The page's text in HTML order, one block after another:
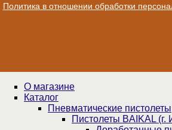
Политика в отношении обработки
О магазине
Каталог
Пнев­ма­ти­чес­кие пистолеты
Пистолеты BAIKAL (г.